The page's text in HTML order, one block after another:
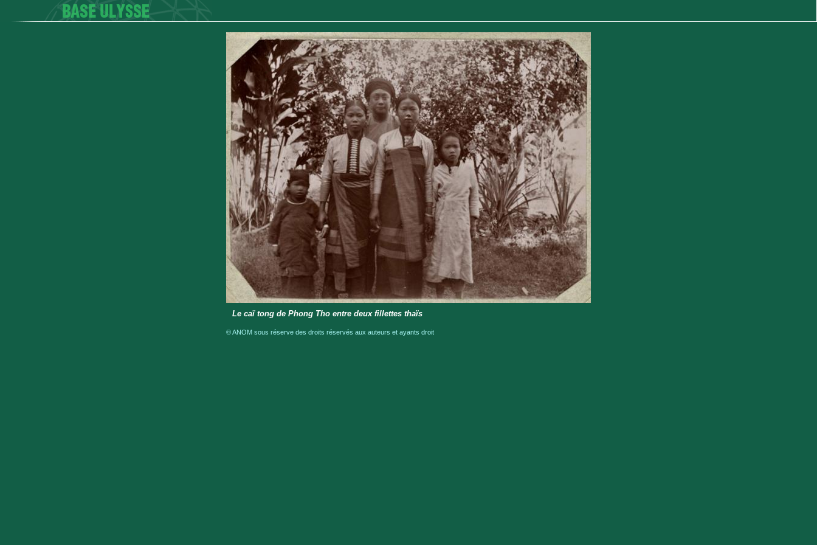
Le caï tong de Phong Tho entre deux fillettes thaïs
© ANOM sous réserve des droits réservés aux auteurs et ayants droit